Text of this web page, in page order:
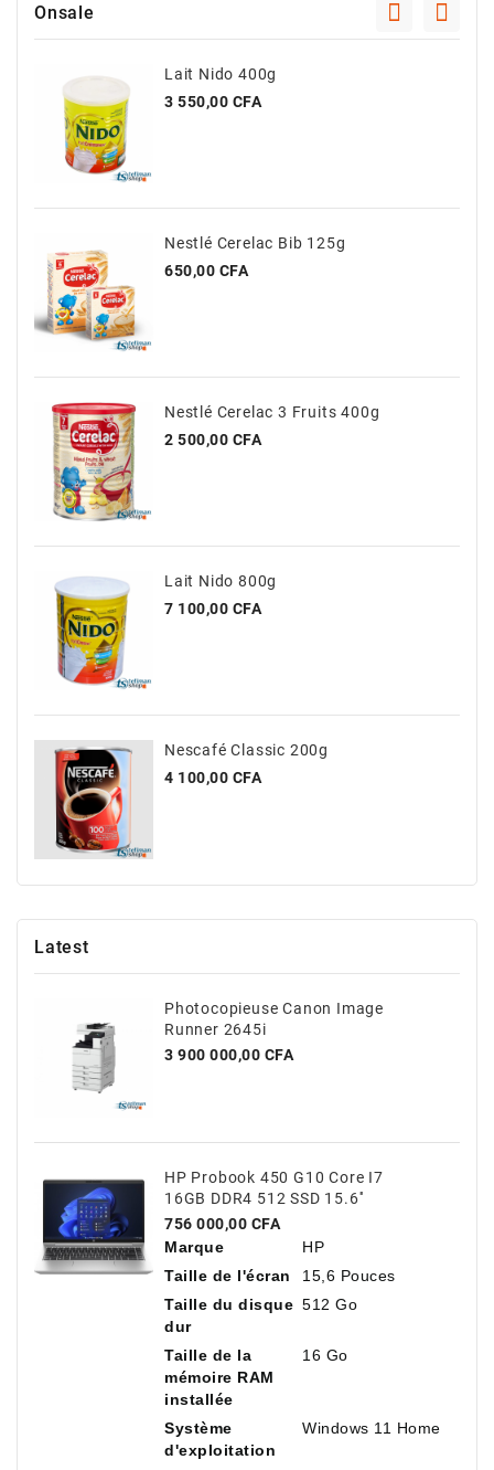
Onsale
Lait Nido 400g
Prix
3 550,00 CFA
Nestlé Cerelac Bib 125g
Prix
650,00 CFA
Nestlé Cerelac 3 Fruits 400g
Prix
2 500,00 CFA
Lait Nido 800g
Prix
7 100,00 CFA
Nescafé Classic 200g
Prix
4 100,00 CFA
Latest
Photocopieuse Canon Image
Runner 2645i
Prix
3 900 000,00 CFA
HP Probook 450 G10 Core I7
16GB DDR4 512 SSD 15.6''
Prix
756 000,00 CFA
Marque
HP
Taille de l'écran
15,6 Pouces
Taille du disque
dur
512 Go
Taille de la
mémoire RAM
installée
16 Go
Système
d'exploitation
Windows 11 Home